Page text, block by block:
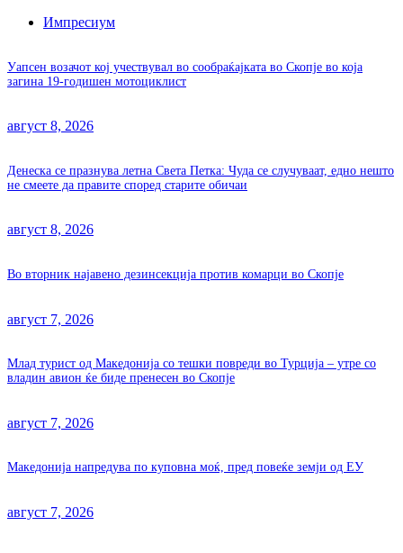
Импресиум
Уапсен возачот кој учествувал во сообраќајката во Скопје во која
загина 19-годишен мотоциклист
август 8, 2026
Денеска се празнува летна Света Петка: Чуда се случуваат, едно нешто
не смеете да правите според старите обичаи
август 8, 2026
Во вторник најавено дезинсекција против комарци во Скопје
август 7, 2026
Млад турист од Македонија со тешки повреди во Турција – утре со
владин авион ќе биде пренесен во Скопје
август 7, 2026
Македонија напредува по куповна моќ, пред повеќе земји од ЕУ
август 7, 2026